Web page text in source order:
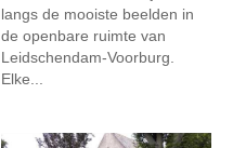
langs de mooiste beelden in
de openbare ruimte van
Leidschendam-Voorburg.
Elke...